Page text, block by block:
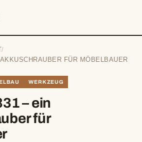
/
FÜR MÖBELBAUER
WERKZEUG
– ein
für